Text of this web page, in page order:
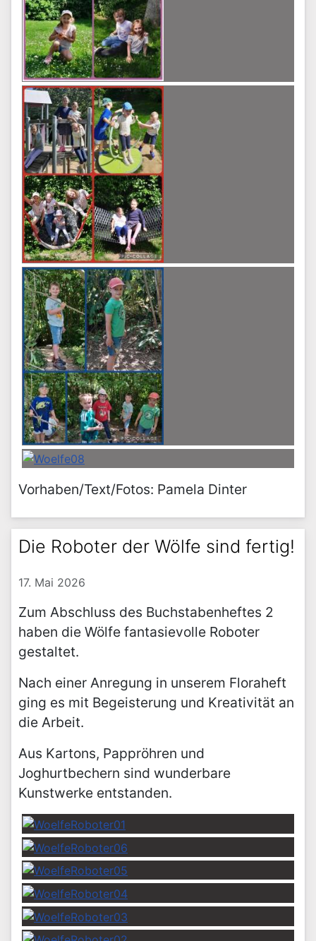
Vorhaben/Text/Fotos: Pamela Dinter
Die Roboter der Wölfe sind fertig!
17. Mai 2026
Zum Abschluss des Buchstabenheftes 2
haben die Wölfe fantasievolle Roboter
gestaltet.
Nach einer Anregung in unserem Floraheft
ging es mit Begeisterung und Kreativität an
die Arbeit.
Aus Kartons, Pappröhren und
Joghurtbechern sind wunderbare
Kunstwerke entstanden.